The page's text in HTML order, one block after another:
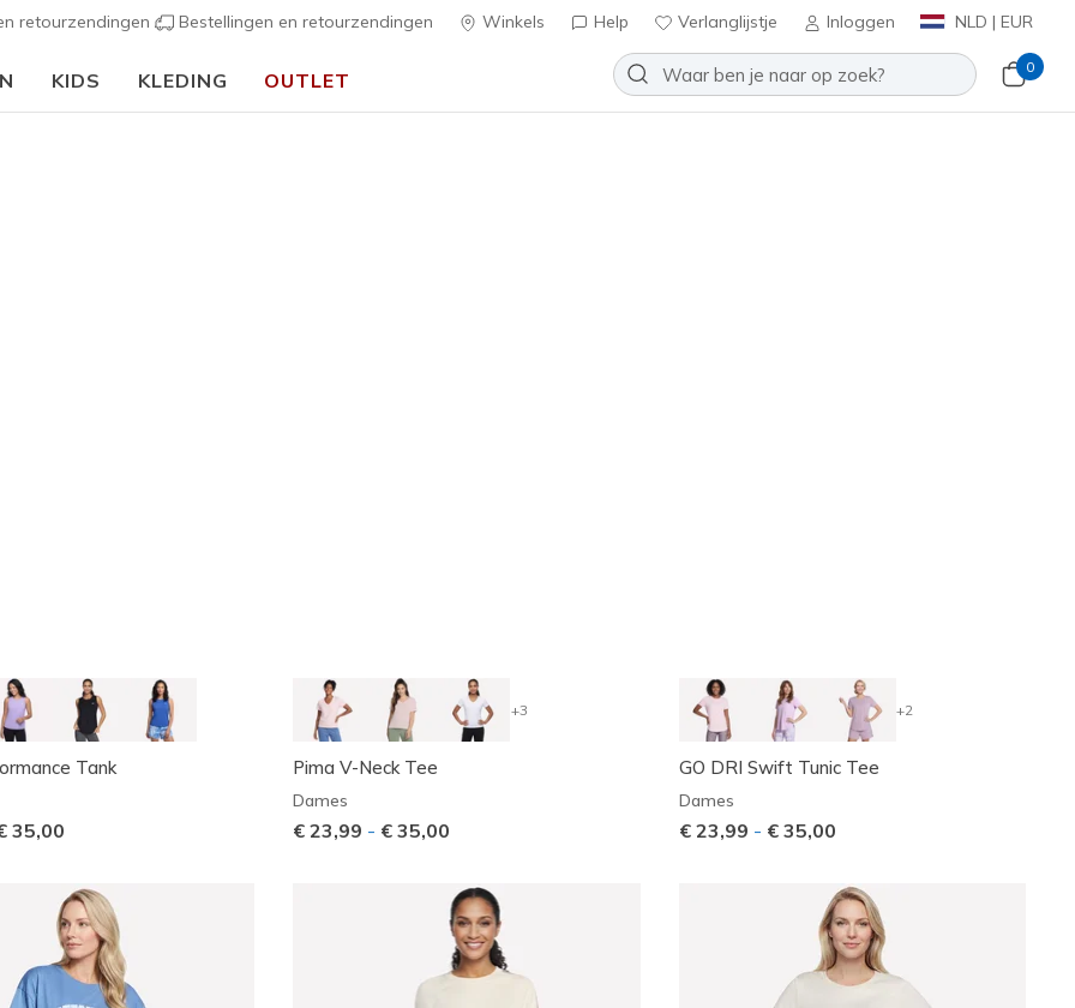
retourzendingen Bestellingen en retourzendingen Winkels Help Verlanglijstje Inloggen NLD | EUR
KIDS KLEDING OUTLET
0
Tank
35,00
+3
Pima V-Neck Tee
Dames
€ 23,99 - € 35,00
+2
GO DRI Swift Tunic Tee
Dames
€ 23,99 - € 35,00